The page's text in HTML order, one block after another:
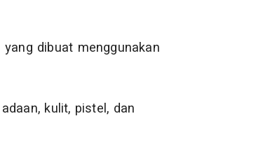
dibuat menggunakan
kulit, pistel, dan